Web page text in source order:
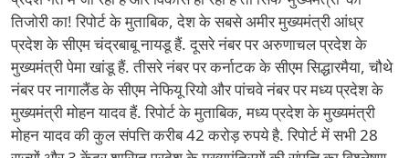
तिजोरी का! रिपोर्ट के मुताबिक, देश के सबसे अमीर मुख्यमंत्री आंध्र
प्रदेश के सीएम चंद्रबाबू नायडू हैं. दूसरे नंबर पर अरुणाचल प्रदेश के
मुख्यमंत्री पेमा खांडू हैं. तीसरे नंबर पर कर्नाटक के सीएम सिद्धारमैया, चौथे
नंबर पर नागालैंड के सीएम नेफियू रियो और पांचवे नंबर पर मध्य प्रदेश के
मुख्यमंत्री मोहन यादव हैं. रिपोर्ट के मुताबिक, मध्य प्रदेश के मुख्यमंत्री
मोहन यादव की कुल संपत्ति करीब 42 करोड़ रुपये है. रिपोर्ट में सभी 28